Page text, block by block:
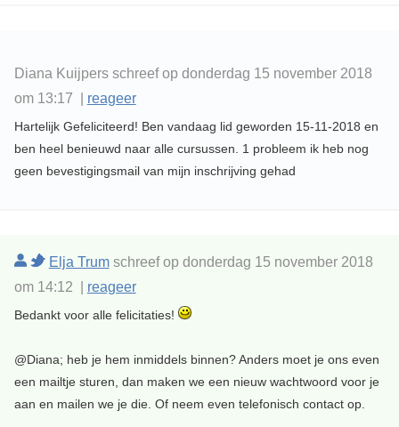
Diana Kuijpers schreef op donderdag 15 november 2018
om 13:17 | reageer
Hartelijk Gefeliciteerd! Ben vandaag lid geworden 15-11-2018 en
ben heel benieuwd naar alle cursussen. 1 probleem ik heb nog
geen bevestigingsmail van mijn inschrijving gehad
Elja Trumschreef op donderdag 15 november 2018
om 14:12 | reageer
Bedankt voor alle felicitaties!
@Diana; heb je hem inmiddels binnen? Anders moet je ons even
een mailtje sturen, dan maken we een nieuw wachtwoord voor je
aan en mailen we je die. Of neem even telefonisch contact op.